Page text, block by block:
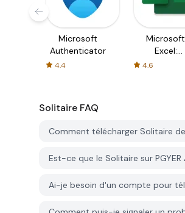
Microsoft
Authenticator
4.4
Microsoft
Excel:
4.6
Solitaire FAQ
Comment télécharger Solitaire
Est-ce que le Solitaire sur PGYER
Ai-je besoin d'un compte pour